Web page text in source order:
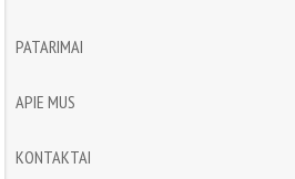
PATARIMAI
APIE MUS
KONTAKTAI